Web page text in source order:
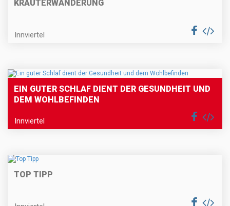
KRÄUTERWANDERUNG
Innviertel
EIN GUTER SCHLAF DIENT DER GESUNDHEIT UND
DEM WOHLBEFINDEN
Innviertel
TOP TIPP